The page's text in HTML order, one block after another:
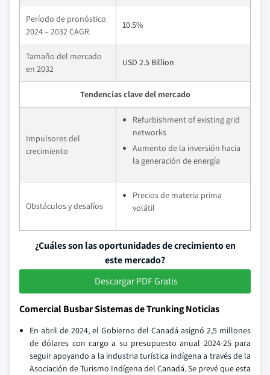
Período de pronóstico
2024 – 2032 CAGR
10.5%
Tamaño del mercado
en 2032
USD 2.5 Billion
Tendencias clave del mercado
Impulsores del
crecimiento
Refurbishment of existing grid
networks
Aumento de la inversión hacia
la generación de energía
Obstáculos y desafíos
Precios de materia prima
volátil
¿Cuáles son las oportunidades de crecimiento en
este mercado?
Descargar PDF Gratis
Comercial Busbar Sistemas de Trunking Noticias
En abril de 2024, el Gobierno del Canadá asignó 2,5 millones
de dólares con cargo a su presupuesto anual 2024-25 para
seguir apoyando a la industria turística indígena a través de la
Asociación de Turismo Indígena del Canadá. Se prevé que esta